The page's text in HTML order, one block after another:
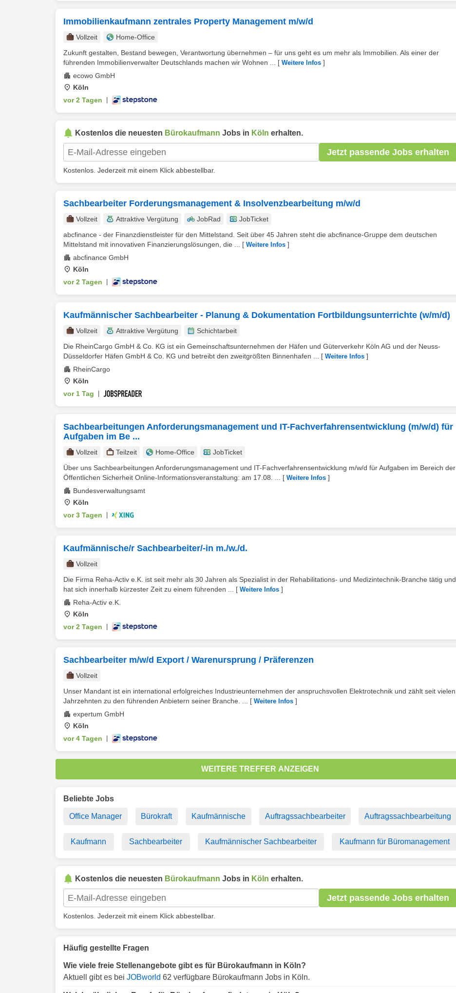
Immobilienkaufmann zentrales Property Management m/w/d
Vollzeit
Home-Office
Zukunft gestalten, Bestand bewegen, Verantwortung übernehmen – für uns geht es um mehr als Immobilien. Als einer der
führenden Immobilienverwalter Deutschlands machen wir Wohnen ...
[ Weitere Infos ]
ecowo GmbH
Köln
vor 2 Tagen
Kostenlos die neuesten Bürokaufmann Jobs in Köln erhalten.
Jetzt passende Jobs erhalten
Kostenlos. Jederzeit mit einem Klick abbestellbar.
Sachbearbeiter Forderungsmanagement & Insolvenzbearbeitung m/w/d
Vollzeit Attraktive Vergütung JobRad
JobTicket
abcfinance - der Finanzdienstleister für den Mittelstand. Seit über 45 Jahren steht die abcfinance-Gruppe dem deutschen
Mittelstand mit innovativen Finanzierungslösungen, die ...
[ Weitere Infos ]
abcfinance GmbH
Köln
vor 2 Tagen
Kaufmännischer Sachbearbeiter - Planung & Dokumentation Fortbildungsunterrichte (w/m/d)
Vollzeit Attraktive Vergütung
Schichtarbeit
Die RheinCargo GmbH & Co. KG ist ein Gemeinschaftsunternehmen der Häfen und Güterverkehr Köln AG und der Neuss-
Düsseldorfer Häfen GmbH & Co. KG und betreibt den zweitgrößten Binnenhafen ...
[ Weitere Infos ]
RheinCargo
Köln
vor 1 Tag
Sachbearbeitungen Anforderungsmanagement und IT-Fachverfahrensentwicklung (m/w/d) für
Aufgaben im Be ...
Vollzeit Teilzeit Home-Office
JobTicket
Über uns Sachbearbeitungen Anforderungsmanagement und IT-Fachverfahrensentwicklung m/w/d für Aufgaben im Bereich der
Öffentlichen Sicherheit Online-Informationsveranstaltung: am 17.08. ...
[ Weitere Infos ]
Bundesverwaltungsamt
Köln
vor 3 Tagen
Kaufmännische/r Sachbearbeiter/-in m./w./d.
Vollzeit
Die Firma Reha-Activ e.K. ist seit mehr als 30 Jahren als Spezialist in der Rehabilitations- und Medizintechnik-Branche tätig und
hat sich innerhalb kürzester Zeit zu einem führenden ...
[ Weitere Infos ]
Reha-Activ e.K.
Köln
vor 2 Tagen
Sachbearbeiter m/w/d Export / Warenursprung / Präferenzen
Vollzeit
Unser Mandant ist ein international erfolgreiches Industrieunternehmen der anspruchsvollen Elektrotechnik und zählt seit vielen
Jahrzehnten zu den führenden Anbietern seiner Branche. ...
[ Weitere Infos ]
expertum GmbH
Köln
vor 4 Tagen
WEITERE TREFFER ANZEIGEN
Beliebte Jobs
Office Manager Bürokraft Kaufmännische Auftragssachbearbeiter Auftragssachbearbeitung
Kaufmann Sachbearbeiter Kaufmännischer Sachbearbeiter Kaufmann für Büromanagement
Kostenlos die neuesten Bürokaufmann Jobs in Köln erhalten.
Jetzt passende Jobs erhalten
Kostenlos. Jederzeit mit einem Klick abbestellbar.
Häufig gestellte Fragen
Wie viele freie Stellenangebote gibt es für Bürokaufmann in Köln?
Aktuell gibt es bei JOBworld 62 verfügbare Bürokaufmann Jobs in Köln.